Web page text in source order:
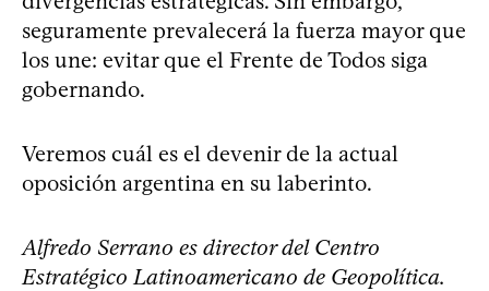
seguramente prevalecerá la fuerza mayor que
los une: evitar que el Frente de Todos siga
gobernando.
Veremos cuál es el devenir de la actual
oposición argentina en su laberinto.
Alfredo Serrano es director del Centro
Estratégico Latinoamericano de Geopolítica.